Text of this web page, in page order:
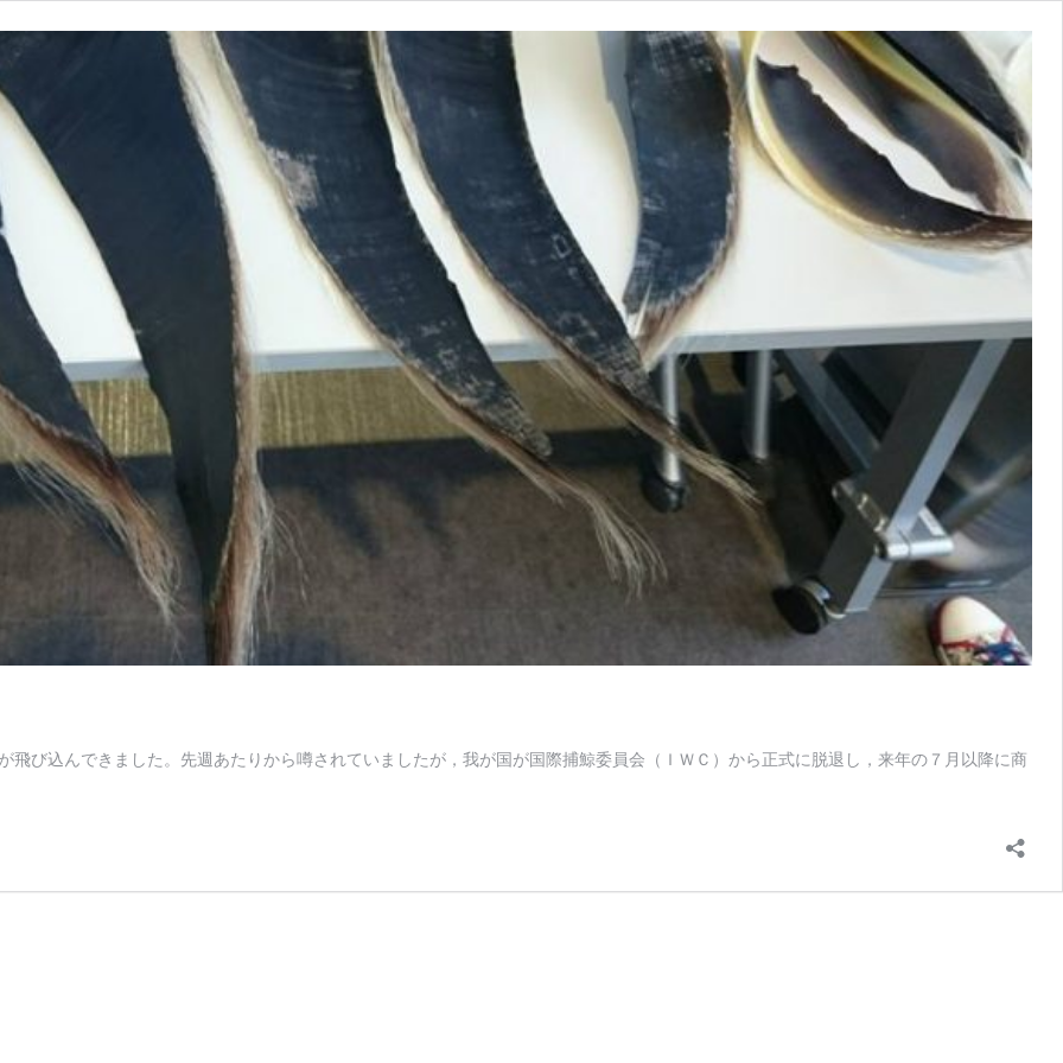
び込んできました。先週あたりから噂されていましたが，我が国が国際捕鯨委員会（ＩＷＣ）から正式に脱退し，来年の７月以降に商